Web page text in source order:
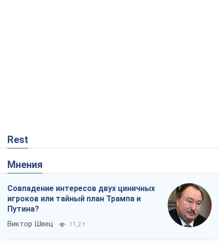
Rest
Мнения
Совпадение интересов двух циничных
игроков или тайный план Трампа и
Путина?
Виктор Швец 11,2 т.